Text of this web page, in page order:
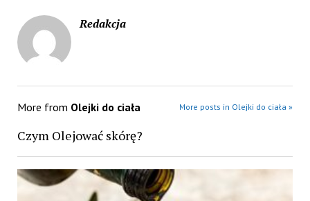
Redakcja
More from Olejki do ciała More posts in Olejki do ciała »
Czym Olejować skórę?